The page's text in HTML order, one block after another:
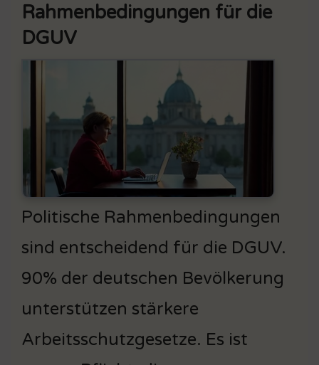
Rahmenbedingungen für die
DGUV
Politische Rahmenbedingungen
sind entscheidend für die DGUV.
90% der deutschen Bevölkerung
unterstützen stärkere
Arbeitsschutzgesetze. Es ist